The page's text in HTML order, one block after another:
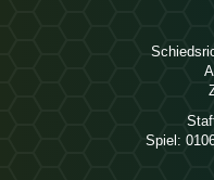
Spiel: